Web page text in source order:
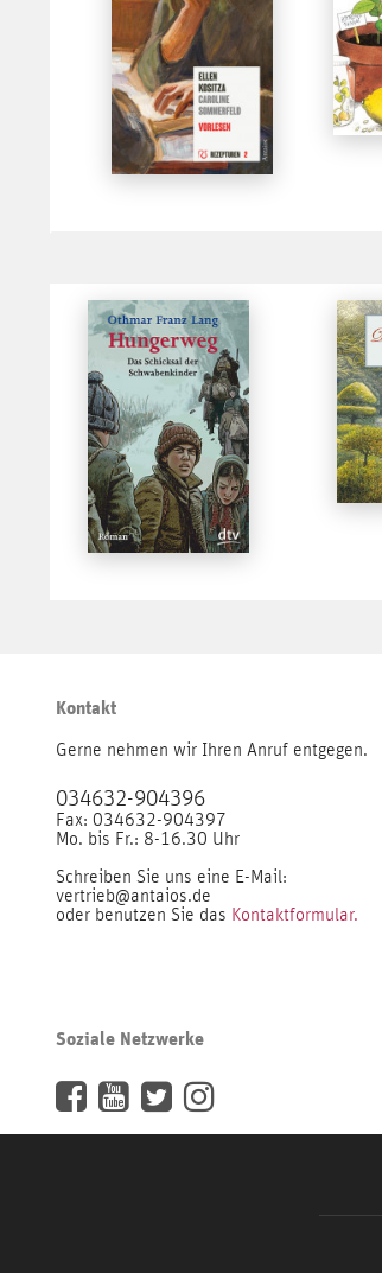
Kontakt
Gerne nehmen wir Ihren Anruf entgegen.
034632-904396
Fax: 034632-904397
Mo. bis Fr.: 8-16.30 Uhr
Schreiben Sie uns eine E-Mail:
vertrieb@antaios.de
oder benutzen Sie das Kontaktformular.
Soziale Netzwerke